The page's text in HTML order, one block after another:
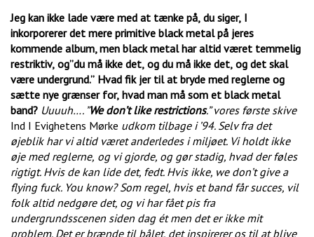
Jeg kan ikke lade være med at tænke på, du siger, I
inkorporerer det mere primitive black metal på jeres
kommende album, men black metal har altid været temmelig
restriktiv, og”du må ikke det, og du må ikke det, og det skal
være undergrund.” Hvad fik jer til at bryde med reglerne og
sætte nye grænser for, hvad man må som et black metal
band? Uuuuh…. ”We don’t like restrictions.” vores første skive
Ind I Evighetens Mørke udkom tilbage i ’94. Selv fra det
øjeblik har vi altid været anderledes i miljøet. Vi holdt ikke
øje med reglerne, og vi gjorde, og gør stadig, hvad der føles
rigtigt. Hvis de kan lide det, fedt. Hvis ikke, we don’t give a
flying fuck. You know? Som regel, hvis et band får succes, vil
folk altid nedgøre det, og vi har fået pis fra
undergrundsscenen siden dag ét men det er ikke mit
problem. Det er brænde til bålet, det inspirerer os til at blive